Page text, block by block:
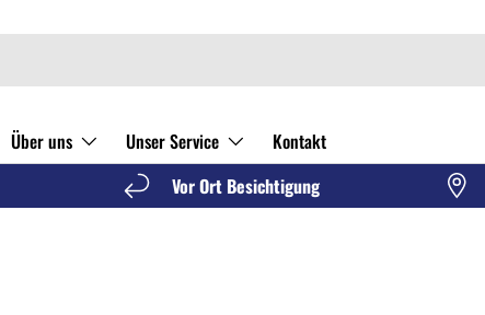
Über uns Unser Service
Kontakt
Vor Ort Besichtigung